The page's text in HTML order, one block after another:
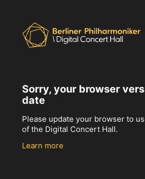
Sorry, your browser
date
Please update your browser to
of the Digital Concert Hall.
Learn more